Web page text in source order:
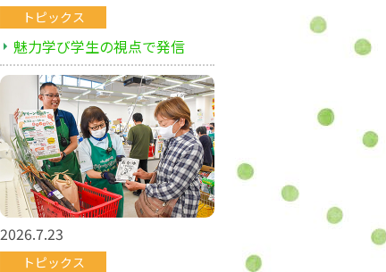
トピックス
魅力学び学生の視点で発信
2026.7.23
トピックス